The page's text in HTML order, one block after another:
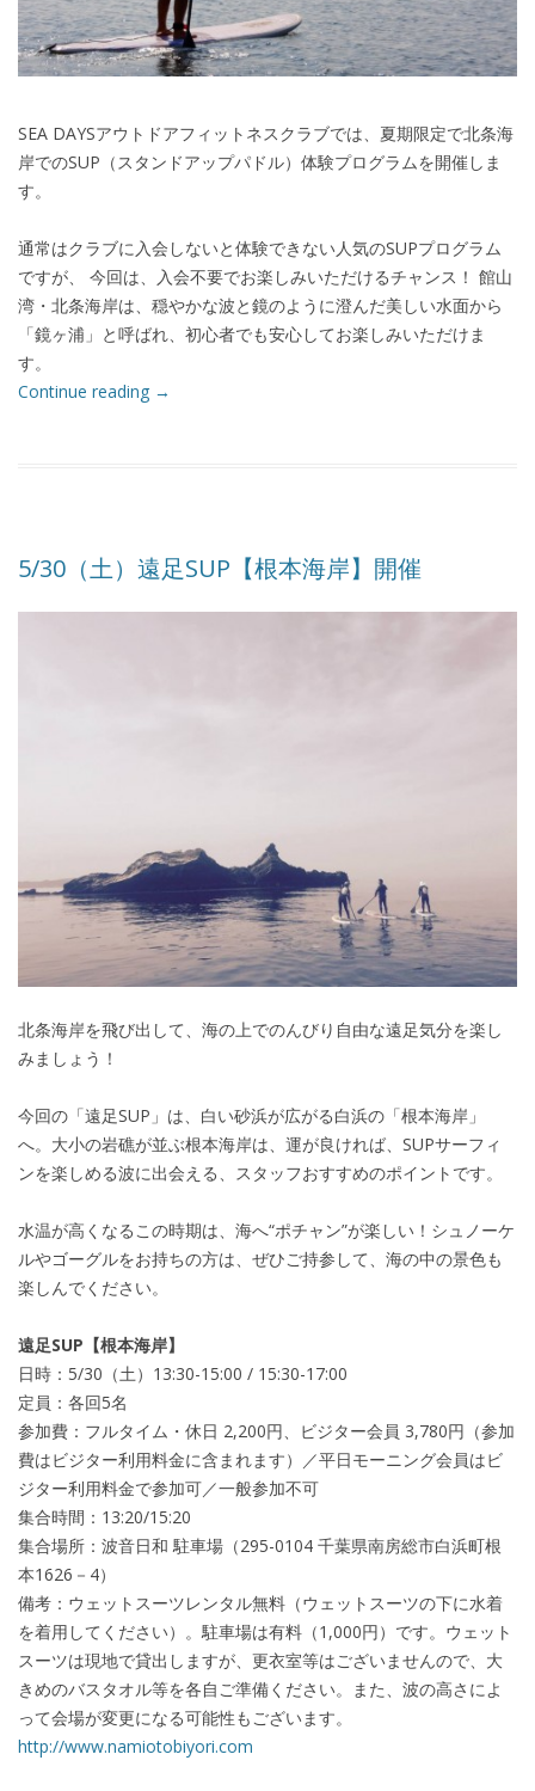
SEA DAYSアウトドアフィットネスクラブでは、夏期限定で北条海
岸でのSUP（スタンドアップパドル）体験プログラムを開催しま
す。
通常はクラブに入会しないと体験できない人気のSUPプログラム
ですが、 今回は、入会不要でお楽しみいただけるチャンス！ 館山
湾・北条海岸は、穏やかな波と鏡のように澄んだ美しい水面から
「鏡ヶ浦」と呼ばれ、初心者でも安心してお楽しみいただけま
す。
Continue reading →
5/30（土）遠足SUP【根本海岸】開催
北条海岸を飛び出して、海の上でのんびり自由な遠足気分を楽し
みましょう！
今回の「遠足SUP」は、白い砂浜が広がる白浜の「根本海岸」
へ。大小の岩礁が並ぶ根本海岸は、運が良ければ、SUPサーフィ
ンを楽しめる波に出会える、スタッフおすすめのポイントです。
水温が高くなるこの時期は、海へ“ポチャン”が楽しい！シュノーケ
ルやゴーグルをお持ちの方は、ぜひご持参して、海の中の景色も
楽しんでください。
遠足SUP【根本海岸】
日時：5/30（土）13:30-15:00 / 15:30-17:00
定員：各回5名
参加費：フルタイム・休日 2,200円、ビジター会員 3,780円（参加
費はビジター利用料金に含まれます）／平日モーニング会員はビ
ジター利用料金で参加可／一般参加不可
集合時間：13:20/15:20
集合場所：波音日和 駐車場（295-0104 千葉県南房総市白浜町根
本1626－4）
備考：ウェットスーツレンタル無料（ウェットスーツの下に水着
を着用してください）。駐車場は有料（1,000円）です。ウェット
スーツは現地で貸出しますが、更衣室等はございませんので、大
きめのバスタオル等を各自ご準備ください。また、波の高さによ
って会場が変更になる可能性もございます。
http://www.namiotobiyori.com